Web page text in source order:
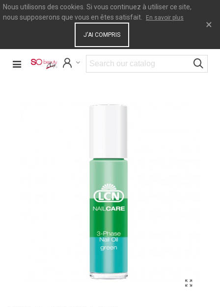
Nous utilisons des cookies. Si vous continuez à utiliser ce site,
nous supposerons que vous en êtes satisfait.
En savoir plus
J'AI COMPRIS
×